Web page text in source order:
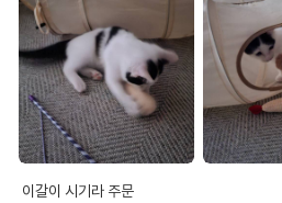
이갈이 시기라 주문